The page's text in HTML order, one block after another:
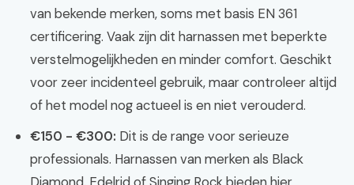
van bekende merken, soms met basis EN 361
certificering. Vaak zijn dit harnassen met beperkte
verstelmogelijkheden en minder comfort. Geschikt
voor zeer incidenteel gebruik, maar controleer altijd
of het model nog actueel is en niet verouderd.
€150 - €300: Dit is de range voor serieuze
professionals. Harnassen van merken als Black